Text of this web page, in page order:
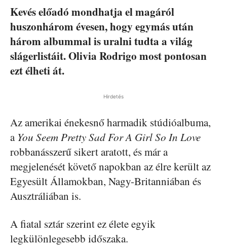
Kevés előadó mondhatja el magáról
huszonhárom évesen, hogy egymás után
három albummal is uralni tudta a világ
slágerlistáit. Olivia Rodrigo most pontosan
ezt élheti át.
Hirdetés
Az amerikai énekesnő harmadik stúdióalbuma,
aYou Seem Pretty Sad For A Girl So In Love
robbanásszerű sikert aratott, és már a
megjelenését követő napokban az élre került az
Egyesült Államokban, Nagy-Britanniában és
Ausztráliában is.
A fiatal sztár szerint ez élete egyik
legkülönlegesebb időszaka.